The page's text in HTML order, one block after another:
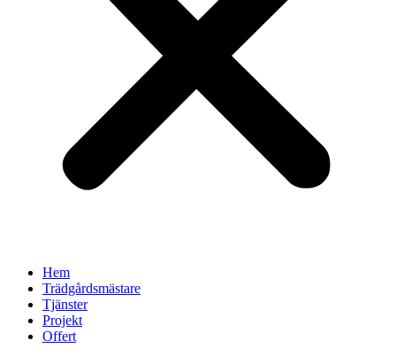
Hem
Trädgårdsmästare
Tjänster
Projekt
Offert